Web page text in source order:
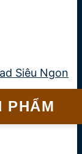
Siêu Ngon
PHẨM